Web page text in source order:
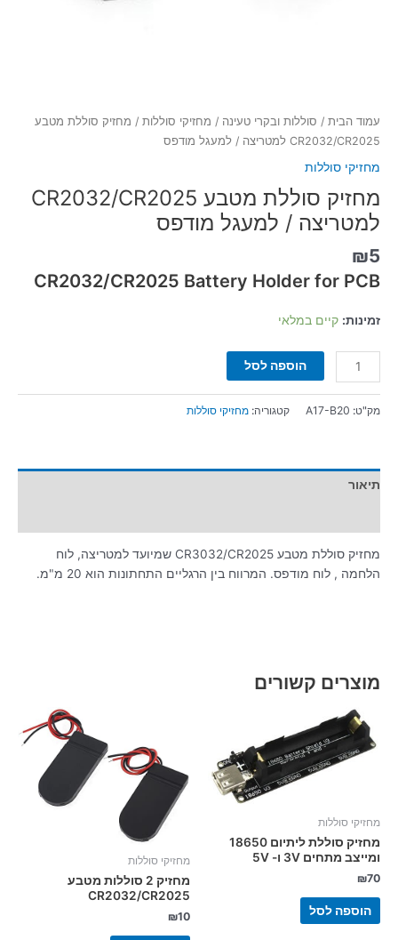
עמוד הבית / סוללות ובקרי טעינה / מחזיקי סוללות / מחזיק סוללת מטבע
CR2032/CR2025 למטריצה / למעגל מודפס
מחזיקי סוללות
מחזיק סוללת מטבע CR2032/CR2025
למטריצה / למעגל מודפס
₪5
CR2032/CR2025 Battery Holder for PCB
זמינות: קיים במלאי
הוספה לסל
מק"ט: A17-B20 קטגוריה: מחזיקי סוללות
תיאור
מחזיק סוללת מטבע CR3032/CR2025 שמיועד למטריצה, לוח
הלחמה , לוח מודפס. המרווח בין הרגליים התחתונות הוא 20 מ"מ.
מוצרים קשורים
מחזיקי סוללות
מחזיק סוללת ליתיום 18650
ומייצב מתחים 3V ו- 5V
₪70
הוספה לסל
מחזיקי סוללות
מחזיק 2 סוללות מטבע
CR2032/CR2025
₪10